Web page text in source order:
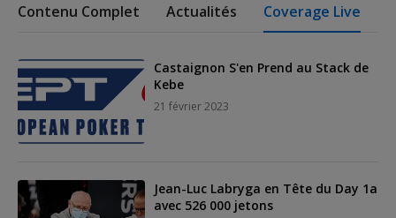
Contenu Complet Actualités Coverage Live
Castaignon S'en Prend au Stack de
Kebe
21 février 2023
Jean-Luc Labryga en Tête du Day 1a
avec 526 000 jetons